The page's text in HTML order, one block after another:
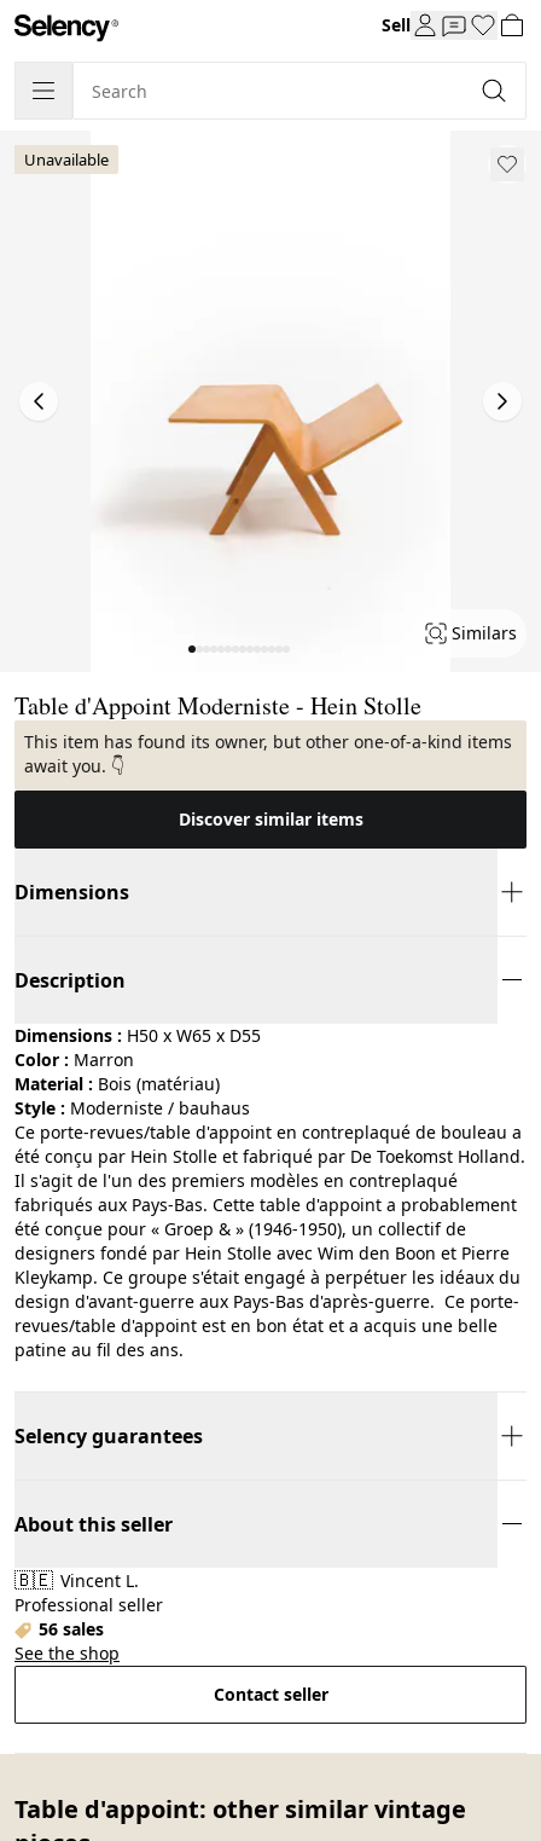
Sell
Unavailable
Similars
Table d'Appoint Moderniste - Hein Stolle
This item has found its owner, but other one-of-a-kind items
await you. 👇
Discover similar items
Dimensions
Description
Dimensions : H50 x W65 x D55
Color :
marron
Material :
bois (matériau)
Style :
moderniste / bauhaus
Ce porte-revues/table d'appoint en contreplaqué de bouleau a
été conçu par Hein Stolle et fabriqué par De Toekomst Holland.
Il s'agit de l'un des premiers modèles en contreplaqué
fabriqués aux Pays-Bas. Cette table d'appoint a probablement
été conçue pour « Groep & » (1946-1950), un collectif de
designers fondé par Hein Stolle avec Wim den Boon et Pierre
Kleykamp. Ce groupe s'était engagé à perpétuer les idéaux du
design d'avant-guerre aux Pays-Bas d'après-guerre. ​​​​​​​ Ce porte-
revues/table d'appoint est en bon état et a acquis une belle
patine au fil des ans.
Selency guarantees
About this seller
🇧🇪 Vincent L.
Professional seller
56 sales
See the shop
Contact seller
Table d'appoint: other similar vintage